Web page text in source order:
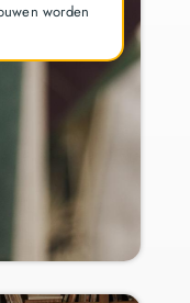
worden